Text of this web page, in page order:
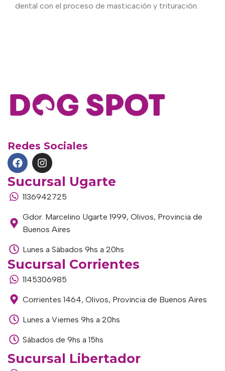
dental con el proceso de masticación y trituración.
Redes Sociales
Sucursal Ugarte
1136942725
Gdor. Marcelino Ugarte 1999, Olivos, Provincia de
Buenos Aires
Lunes a Sábados 9hs a 20hs
Sucursal Corrientes
1145306985
Corrientes 1464, Olivos, Provincia de Buenos Aires
Lunes a Viernes 9hs a 20hs
Sábados de 9hs a 15hs
Sucursal Libertador